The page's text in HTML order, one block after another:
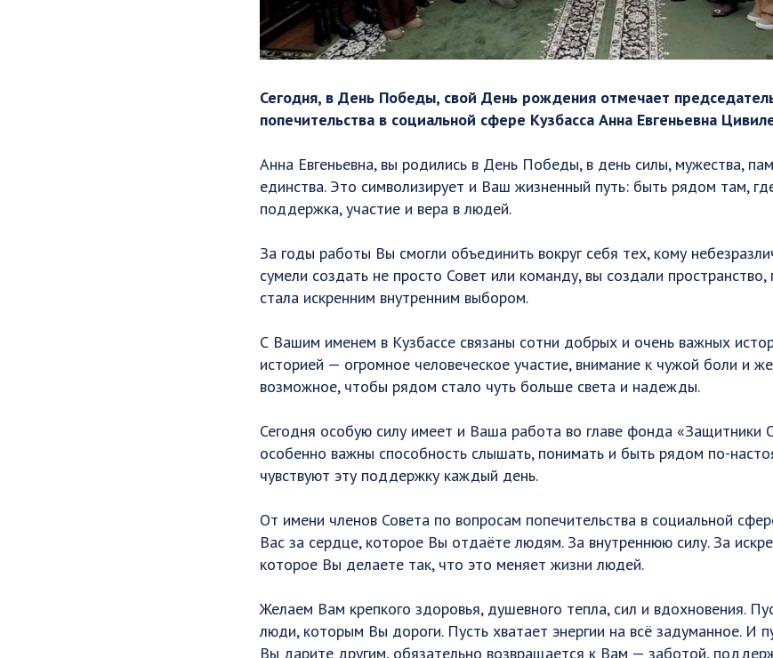
Сегодня, в День Победы, свой День рождения отмечает
попечительства в социальной сфере Кузбасса Анна Евгеньевна
Анна Евгеньевна, вы родились в День Победы, в день силы, мужества,
единства. Это символизирует и Ваш жизненный путь: быть рядом там,
поддержка, участие и вера в людей.
За годы работы Вы смогли объединить вокруг себя тех, кому
сумели создать не просто Совет или команду, вы создали
стала искренним внутренним выбором.
С Вашим именем в Кузбассе связаны сотни добрых и очень важных
историей — огромное человеческое участие, внимание к чужой боли и
возможное, чтобы рядом стало чуть больше света и надежды.
Сегодня особую силу имеет и Ваша работа во главе фонда «Защитники
особенно важны способность слышать, понимать и быть рядом по-
чувствуют эту поддержку каждый день.
От имени членов Совета по вопросам попечительства в социальной
Вас за сердце, которое Вы отдаёте людям. За внутреннюю силу. За
которое Вы делаете так, что это меняет жизни людей.
Желаем Вам крепкого здоровья, душевного тепла, сил и вдохновения.
люди, которым Вы дороги. Пусть хватает энергии на всё задуманное. И
Вы дарите другим, обязательно возвращается к Вам — заботой,